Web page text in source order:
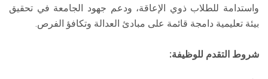
واستدامة للطلاب ذوي الإعاقة، ودعم جهود الجامعة في تحقيق
بيئة تعليمية دامجة قائمة على مبادئ العدالة وتكافؤ الفرص.
شروط التقدم للوظيفة: